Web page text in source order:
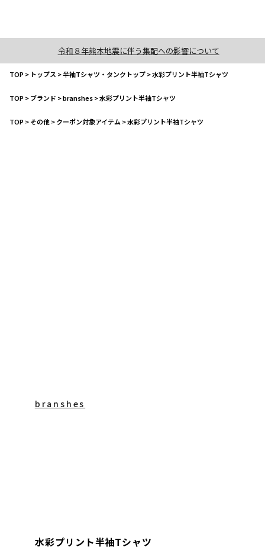
令和８年熊本地震に伴う集配への影響について
TOP> トップス >半袖Tシャツ・タンクトップ>水彩プリント半袖Tシャツ
TOP>ブランド >branshes>水彩プリント半袖Tシャツ
TOP>その他>クーポン対象アイテム >水彩プリント半袖Tシャツ
branshes
水彩プリント半袖Tシャツ